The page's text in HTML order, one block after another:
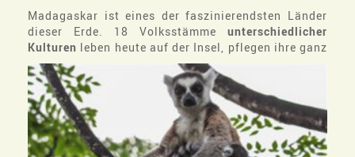
Madagaskar ist eines der faszinierendsten Länder
dieser Erde. 18 Volksstämme unterschiedlicher
Kulturen leben heute auf der Insel, pflegen ihre ganz